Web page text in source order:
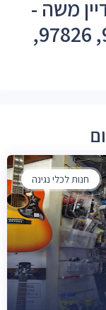
משה -
97837, 97570, 97539, 97826,
חנות לכלי נגינה